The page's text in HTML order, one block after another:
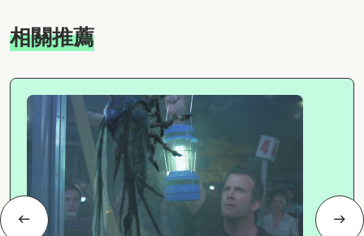
相關推薦